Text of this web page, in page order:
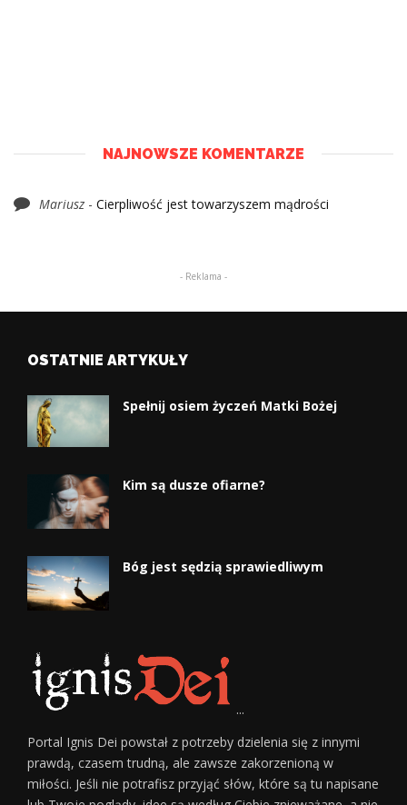
NAJNOWSZE KOMENTARZE
Mariusz - Cierpliwość jest towarzyszem mądrości
- Reklama -
OSTATNIE ARTYKUŁY
Spełnij osiem życzeń Matki Bożej
Kim są dusze ofiarne?
Bóg jest sędzią sprawiedliwym
...
Portal Ignis Dei powstał z potrzeby dzielenia się z innymi
prawdą, czasem trudną, ale zawsze zakorzenioną w
miłości. Jeśli nie potrafisz przyjąć słów, które są tu napisane